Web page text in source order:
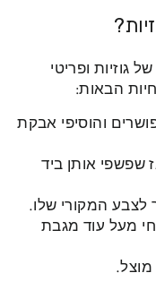
גוזיות ופריטי
הבאות:
והוסיפי אבקת
שפשפי אותן ביד
המקורי שלו.
מעל עוד מגבת
מוצל.